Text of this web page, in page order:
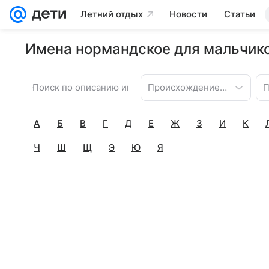
Летний отдых Новости Статьи
Имена нормандское для
Происхождение имени
А Б В Г Д Е Ж З И К
Ч Ш Щ Э Ю Я